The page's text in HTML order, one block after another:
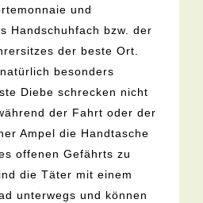
und
Handschuhfach bzw. der
der beste Ort.
besonders
Diebe schrecken nicht
der Fahrt oder der
Ampel die Handtasche
offenen Gefährts zu
die Täter mit einem
unterwegs und können